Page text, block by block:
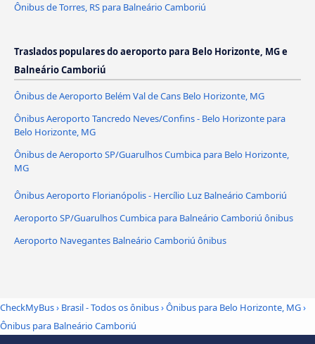
Ônibus de Torres, RS para Balneário Camboriú
Traslados populares do aeroporto para Belo Horizonte, MG e
Balneário Camboriú
Ônibus de Aeroporto Belém Val de Cans Belo Horizonte, MG
Ônibus Aeroporto Tancredo Neves/Confins - Belo Horizonte para
Belo Horizonte, MG
Ônibus de Aeroporto SP/Guarulhos Cumbica para Belo Horizonte,
MG
Ônibus Aeroporto Florianópolis - Hercílio Luz Balneário Camboriú
Aeroporto SP/Guarulhos Cumbica para Balneário Camboriú ônibus
Aeroporto Navegantes Balneário Camboriú ônibus
CheckMyBus› Brasil - Todos os ônibus›Ônibus para Belo Horizonte, MG›
Ônibus para Balneário Camboriú